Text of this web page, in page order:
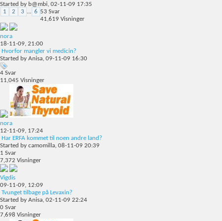
Started by b@mbi, 02-11-09 17:35
1
2 3 ... 6 53 Svar
41,619 Visninger
nora
18-11-09, 21:00
Hvorfor mangler vi medicin?
Started by Anisa, 09-11-09 16:30
4 Svar
11,045 Visninger
nora
12-11-09, 17:24
Har ERFA kommet til noen andre land?
Started by camomilla, 08-11-09 20:39
1 Svar
7,372 Visninger
Vigdis
09-11-09, 12:09
Tvunget tilbage på Levaxin?
Started by Anisa, 02-11-09 22:24
0 Svar
7,698 Visninger